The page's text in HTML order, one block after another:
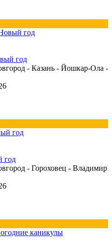
год
- Казань - Йошкар-Ола -
год
- Гороховец - Владимир